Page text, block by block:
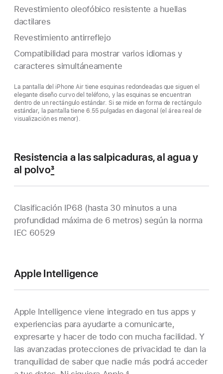
Revestimiento oleofóbico resistente a huellas
dactilares
Revestimiento antirreflejo
Compatibilidad para mostrar varios idiomas y
caracteres simultáneamente
La pantalla del iPhone Air tiene esquinas redondeadas que siguen el
elegante diseño curvo del teléfono, y las esquinas se encuentran
dentro de un rectángulo estándar. Si se mide en forma de rectángulo
estándar, la pantalla tiene 6.55 pulgadas en diagonal (el área real de
visualización es menor).
Resistencia a las salpicaduras, al agua y
al polvo3
Clasificación IP68 (hasta 30 minutos a una
profundidad máxima de 6 metros) según la norma
IEC 60529
Apple Intelligence
Apple Intelligence viene integrado en tus apps y
experiencias para ayudarte a comunicarte,
expresarte y hacer de todo con mucha facilidad. Y
las avanzadas protecciones de privacidad te dan la
tranquilidad de saber que nadie más podrá acceder